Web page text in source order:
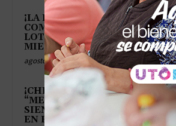
¡LA EUROZONA SE DISPARA
COMO QUIEN GANA LA
LOTERÍA PERO LE TIENEN
MIEDO A LA SUEGRA!
agosto 6, 2026
¡CHILE APRUEBA LA
“MEGARREFORMA” Y YA SE
SIENTE EL CRECIMIENTO…
EN EL CUENTO!